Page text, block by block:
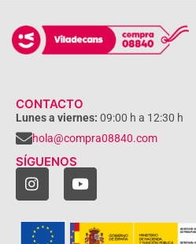
CONTACTO
Lunes a viernes: 09:00 h a 12:30 h
hola@compra08840.com
SÍGUENOS